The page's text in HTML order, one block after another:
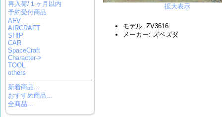
再入荷/１ヶ月以内
予約受付商品
AFV
AIRCRAFT
SHIP
CAR
SpaceCraft
Character->
TOOL
others
新着商品...
おすすめ商品...
全商品...
拡大表示
モデル: ZV3616
メーカー: ズベズダ